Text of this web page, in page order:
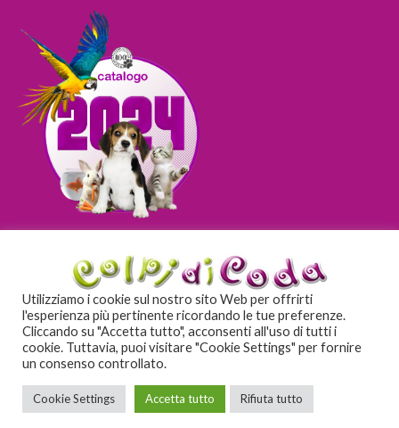
SFOGLIA
PRIVACY POLICY
Utilizziamo i cookie sul nostro sito Web per offrirti
l'esperienza più pertinente ricordando le tue preferenze.
Cliccando su "Accetta tutto", acconsenti all'uso di tutti i
cookie. Tuttavia, puoi visitare "Cookie Settings" per fornire
un consenso controllato.
Cookie Settings Accetta tutto Rifiuta tutto